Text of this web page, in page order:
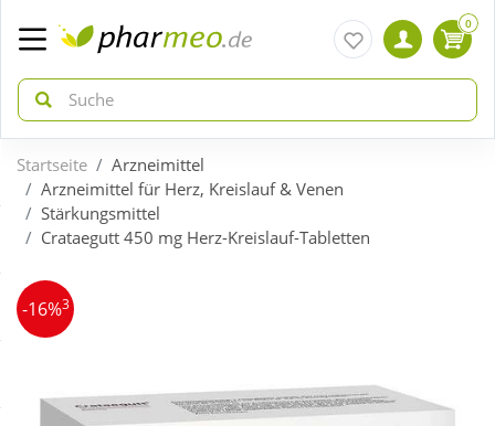
zurück
ÜBERSICHT AKTIONEN
Aktuelle Coupons
zurück
ÜBERSICHT KATEGORIEN
Arzneimittel
0
Startseite
Arzneimittel
Arzneimittel für Herz, Kreislauf & Venen
Stärkungsmittel
Crataegutt 450 mg Herz-Kreislauf-Tabletten
-16%3